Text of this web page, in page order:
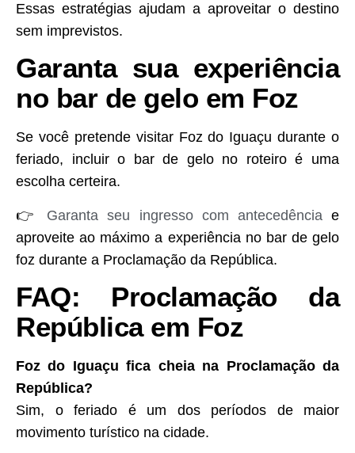
Essas estratégias ajudam a aproveitar o destino
sem imprevistos.
Garanta sua experiência
no bar de gelo em Foz
Se você pretende visitar Foz do Iguaçu durante o
feriado, incluir o bar de gelo no roteiro é uma
escolha certeira.
👉 Garanta seu ingresso com antecedência e
aproveite ao máximo a experiência no bar de gelo
foz durante a Proclamação da República.
FAQ: Proclamação da
República em Foz
Foz do Iguaçu fica cheia na Proclamação da
República?
Sim, o feriado é um dos períodos de maior
movimento turístico na cidade.